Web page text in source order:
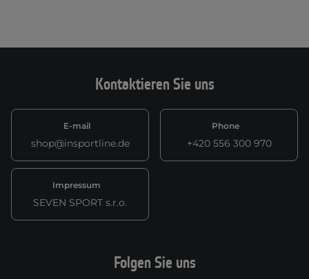
Kontaktieren Sie uns
E-mail
shop@insportline.de
Phone
+420 556 300 970
Impressum
SEVEN SPORT s.r.o.
Folgen Sie uns